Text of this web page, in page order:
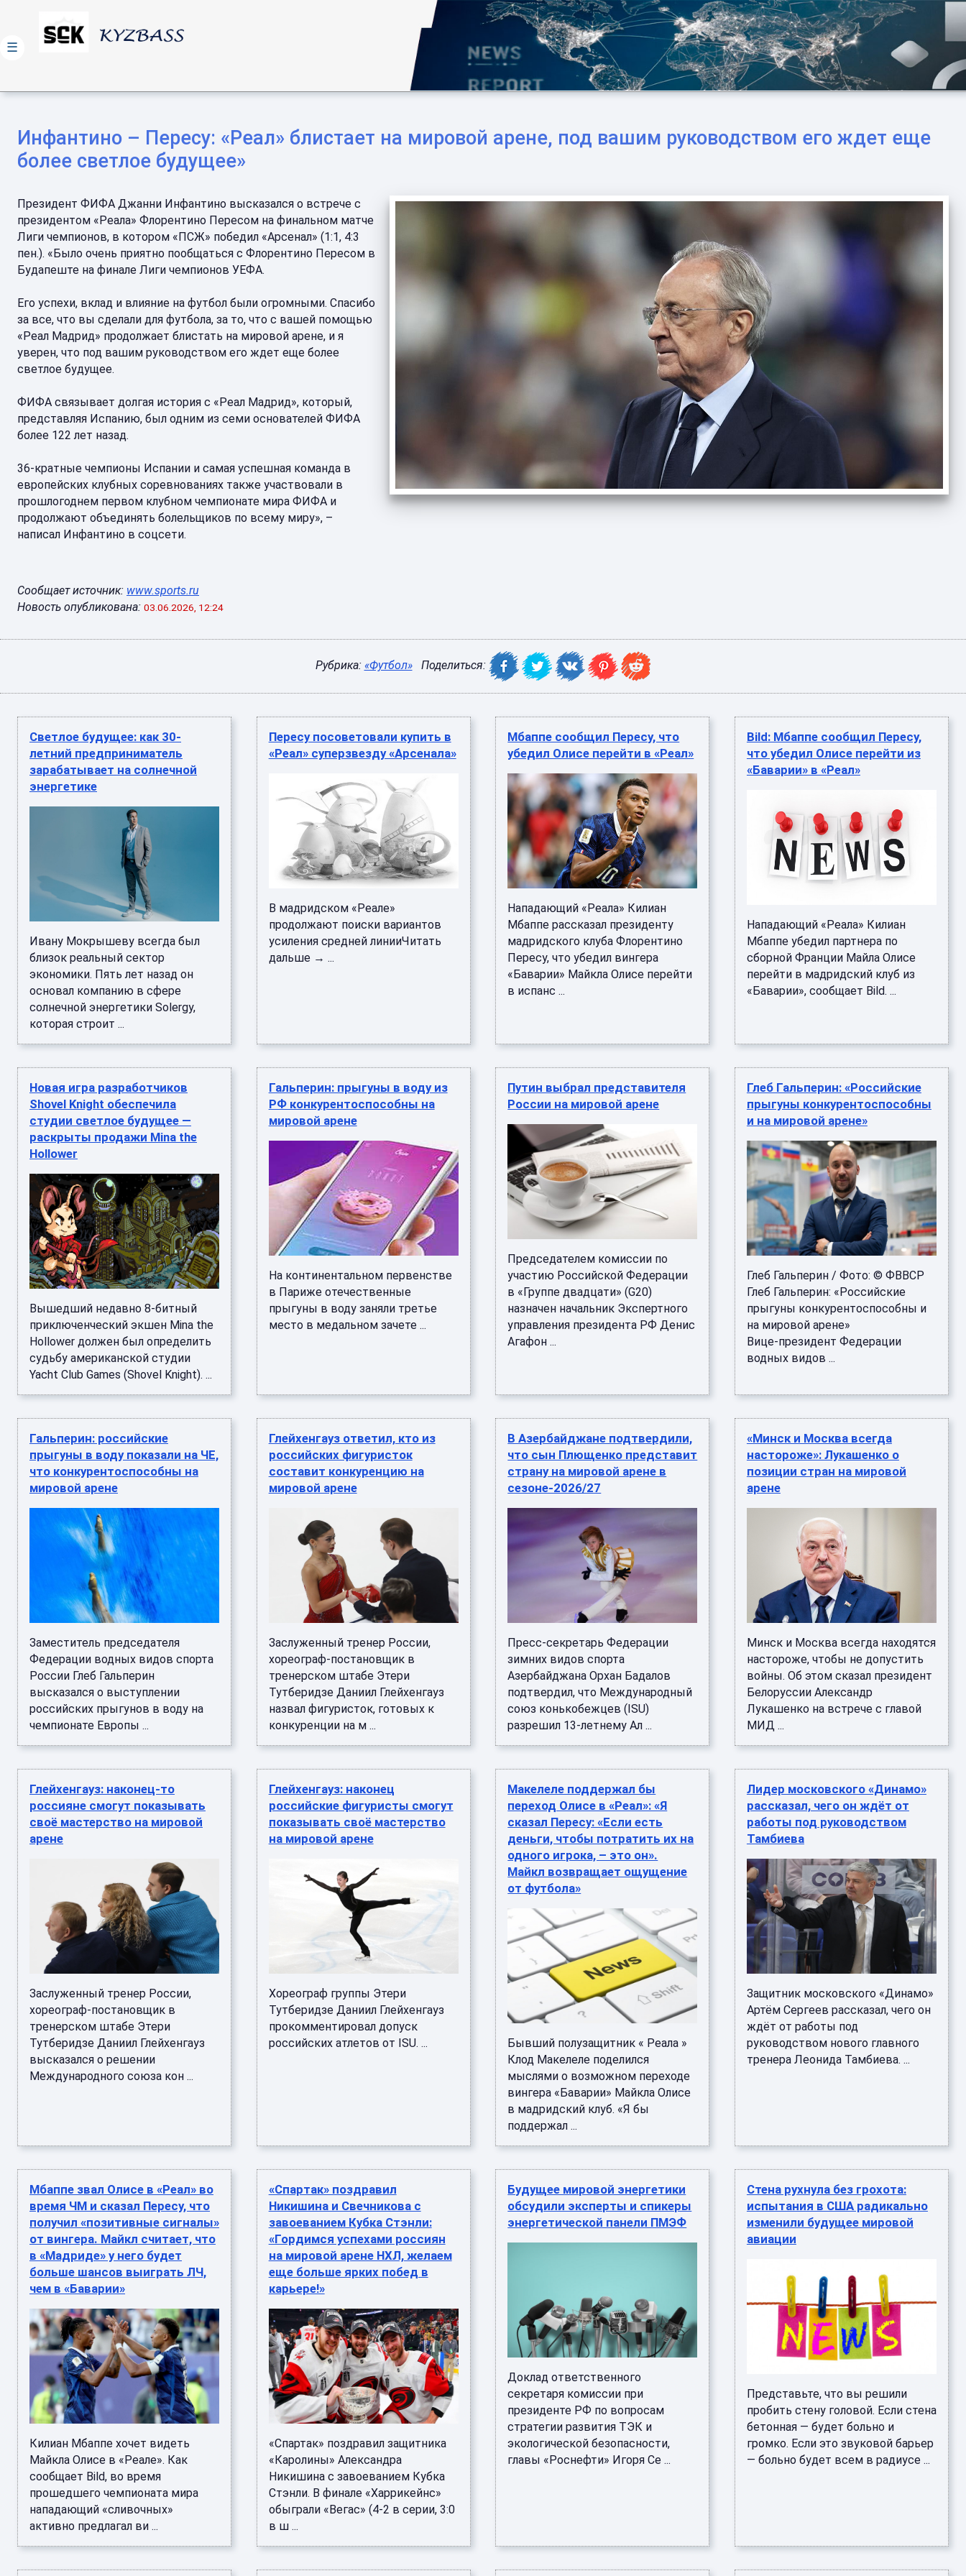
Инфантино – Пересу: «Реал» блистает на мировой арене, под вашим руководством его ждет еще
более светлое будущее»
Президент ФИФА Джанни Инфантино высказался о встрече с
президентом «Реала» Флорентино Пересом на финальном матче
Лиги чемпионов, в котором «ПСЖ» победил «Арсенал» (1:1, 4:3
пен.). «Было очень приятно пообщаться с Флорентино Пересом в
Будапеште на финале Лиги чемпионов УЕФА.
Его успехи, вклад и влияние на футбол были огромными. Спасибо
за все, что вы сделали для футбола, за то, что с вашей помощью
«Реал Мадрид» продолжает блистать на мировой арене, и я
уверен, что под вашим руководством его ждет еще более
светлое будущее.
ФИФА связывает долгая история с «Реал Мадрид», который,
представляя Испанию, был одним из семи основателей ФИФА
более 122 лет назад.
36-кратные чемпионы Испании и самая успешная команда в
европейских клубных соревнованиях также участвовали в
прошлогоднем первом клубном чемпионате мира ФИФА и
продолжают объединять болельщиков по всему миру», –
написал Инфантино в соцсети.
Сообщает источник: www.sports.ru
Новость опубликована: 03.06.2026, 12:24
Рубрика: «Футбол» Поделиться:
Светлое будущее: как 30-
летний предприниматель
зарабатывает на солнечной
энергетике
Ивану Мокрышеву всегда был
близок реальный сектор
экономики. Пять лет назад он
основал компанию в сфере
солнечной энергетики Solergy,
которая строит ...
Пересу посоветовали купить в
«Реал» суперзвезду «Арсенала»
В мадридском «Реале»
продолжают поиски вариантов
усиления средней линииЧитать
дальше → ...
Мбаппе сообщил Пересу, что
убедил Олисе перейти в «Реал»
Нападающий «Реала» Килиан
Мбаппе рассказал президенту
мадридского клуба Флорентино
Пересу, что убедил вингера
«Баварии» Майкла Олисе перейти
в испанс ...
Bild: Мбаппе сообщил Пересу,
что убедил Олисе перейти из
«Баварии» в «Реал»
Нападающий «Реала» Килиан
Мбаппе убедил партнера по
сборной Франции Майла Олисе
перейти в мадридский клуб из
«Баварии», сообщает Bild. ...
Новая игра разработчиков
Shovel Knight обеспечила
студии светлое будущее —
раскрыты продажи Mina the
Hollower
Вышедший недавно 8-битный
приключенческий экшен Mina the
Hollower должен был определить
судьбу американской студии
Yacht Club Games (Shovel Knight). ...
Гальперин: прыгуны в воду из
РФ конкурентоспособны на
мировой арене
На континентальном первенстве
в Париже отечественные
прыгуны в воду заняли третье
место в медальном зачете ...
Путин выбрал представителя
России на мировой арене
Председателем комиссии по
участию Российской Федерации
в «Группе двадцати» (G20)
назначен начальник Экспертного
управления президента РФ Денис
Агафон ...
Глеб Гальперин: «Российские
прыгуны конкурентоспособны
и на мировой арене»
Глеб Гальперин / Фото: © ФВВСР
Глеб Гальперин: «Российские
прыгуны конкурентоспособны и
на мировой арене»
Вице‑президент Федерации
водных видов ...
Гальперин: российские
прыгуны в воду показали на ЧЕ,
что конкурентоспособны на
мировой арене
Заместитель председателя
Федерации водных видов спорта
России Глеб Гальперин
высказался о выступлении
российских прыгунов в воду на
чемпионате Европы ...
Глейхенгауз ответил, кто из
российских фигуристок
составит конкуренцию на
мировой арене
Заслуженный тренер России,
хореограф-постановщик в
тренерском штабе Этери
Тутберидзе Даниил Глейхенгауз
назвал фигуристок, готовых к
конкуренции на м ...
В Азербайджане подтвердили,
что сын Плющенко представит
страну на мировой арене в
сезоне-2026/27
Пресс-секретарь Федерации
зимних видов спорта
Азербайджана Орхан Бадалов
подтвердил, что Международный
союз конькобежцев (ISU)
разрешил 13-летнему Ал ...
«Минск и Москва всегда
настороже»: Лукашенко о
позиции стран на мировой
арене
Минск и Москва всегда находятся
настороже, чтобы не допустить
войны. Об этом сказал президент
Белоруссии Александр
Лукашенко на встрече с главой
МИД ...
Глейхенгауз: наконец-то
россияне смогут показывать
своё мастерство на мировой
арене
Заслуженный тренер России,
хореограф-постановщик в
тренерском штабе Этери
Тутберидзе Даниил Глейхенгауз
высказался о решении
Международного союза кон ...
Глейхенгауз: наконец
российские фигуристы смогут
показывать своё мастерство
на мировой арене
Хореограф группы Этери
Тутберидзе Даниил Глейхенгауз
прокомментировал допуск
российских атлетов от ISU. ...
Макелеле поддержал бы
переход Олисе в «Реал»: «Я
сказал Пересу: «Если есть
деньги, чтобы потратить их на
одного игрока, – это он».
Майкл возвращает ощущение
от футбола»
Бывший полузащитник « Реала »
Клод Макелеле поделился
мыслями о возможном переходе
вингера «Баварии» Майкла Олисе
в мадридский клуб. «Я бы
поддержал ...
Лидер московского «Динамо»
рассказал, чего он ждёт от
работы под руководством
Тамбиева
Защитник московского «Динамо»
Артём Сергеев рассказал, чего он
ждёт от работы под
руководством нового главного
тренера Леонида Тамбиева. ...
Мбаппе звал Олисе в «Реал» во
время ЧМ и сказал Пересу, что
получил «позитивные сигналы»
от вингера. Майкл считает, что
в «Мадриде» у него будет
больше шансов выиграть ЛЧ,
чем в «Баварии»
Килиан Мбаппе хочет видеть
Майкла Олисе в «Реале». Как
сообщает Bild, во время
прошедшего чемпионата мира
нападающий «сливочных»
активно предлагал ви ...
«Спартак» поздравил
Никишина и Свечникова с
завоеванием Кубка Стэнли:
«Гордимся успехами россиян
на мировой арене НХЛ, желаем
еще больше ярких побед в
карьере!»
«Спартак» поздравил защитника
«Каролины» Александра
Никишина с завоеванием Кубка
Стэнли. В финале «Харрикейнс»
обыграли «Вегас» (4-2 в серии, 3:0
в ш ...
Будущее мировой энергетики
обсудили эксперты и спикеры
энергетической панели ПМЭФ
Доклад ответственного
секретаря комиссии при
президенте РФ по вопросам
стратегии развития ТЭК и
экологической безопасности,
главы «Роснефти» Игоря Се ...
Стена рухнула без грохота:
испытания в США радикально
изменили будущее мировой
авиации
Представьте, что вы решили
пробить стену головой. Если стена
бетонная — будет больно и
громко. Если это звуковой барьер
— больно будет всем в радиусе ...
☰